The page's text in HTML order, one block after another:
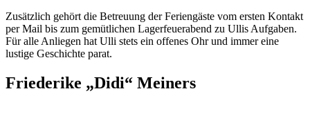
Zusätzlich gehört die Betreuung der Feriengäste vom ersten Kontakt
per Mail bis zum gemütlichen Lagerfeuerabend zu Ullis Aufgaben.
Für alle Anliegen hat Ulli stets ein offenes Ohr und immer eine
lustige Geschichte parat.
Friederike „Didi“ Meiners